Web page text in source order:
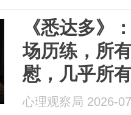
《悉达多》
场历练，所
慰，几乎所
合，面对不
心理观察局 2026-